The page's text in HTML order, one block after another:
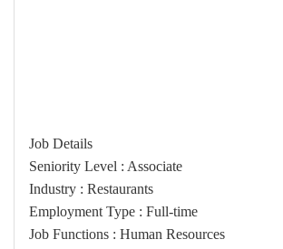
Job Details
Seniority Level : Associate
Industry : Restaurants
Employment Type : Full-time
Job Functions : Human Resources